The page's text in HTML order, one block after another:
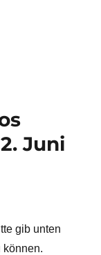
Juni
gib unten
können.